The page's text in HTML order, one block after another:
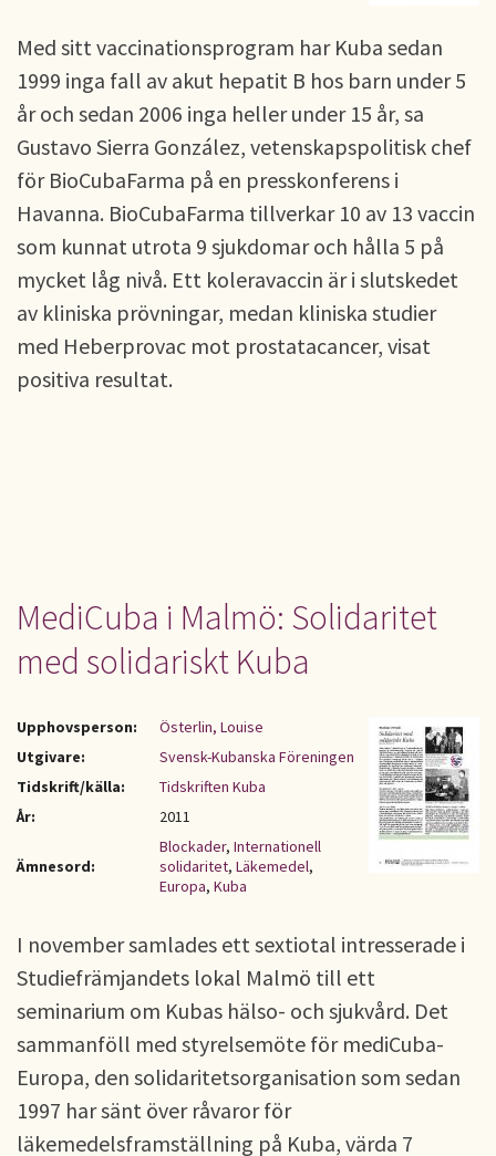
Med sitt vaccinationsprogram har Kuba sedan
1999 inga fall av akut hepatit B hos barn under 5
år och sedan 2006 inga heller under 15 år, sa
Gustavo Sierra González, vetenskapspolitisk chef
för BioCubaFarma på en presskonferens i
Havanna. BioCubaFarma tillverkar 10 av 13 vaccin
som kunnat utrota 9 sjukdomar och hålla 5 på
mycket låg nivå. Ett koleravaccin är i slutskedet
av kliniska prövningar, medan kliniska studier
med Heberprovac mot prostatacancer, visat
positiva resultat.
MediCuba i Malmö: Solidaritet
med solidariskt Kuba
Upphovsperson:
Österlin, Louise
Utgivare:
Svensk-Kubanska Föreningen
Tidskrift/källa:
Tidskriften Kuba
År:
2011
Ämnesord:
Blockader, Internationell
solidaritet, Läkemedel,
Europa, Kuba
I november samlades ett sextiotal intresserade i
Studiefrämjandets lokal Malmö till ett
seminarium om Kubas hälso- och sjukvård. Det
sammanföll med styrelsemöte för mediCuba-
Europa, den solidaritetsorganisation som sedan
1997 har sänt över råvaror för
läkemedelsframställning på Kuba, värda 7